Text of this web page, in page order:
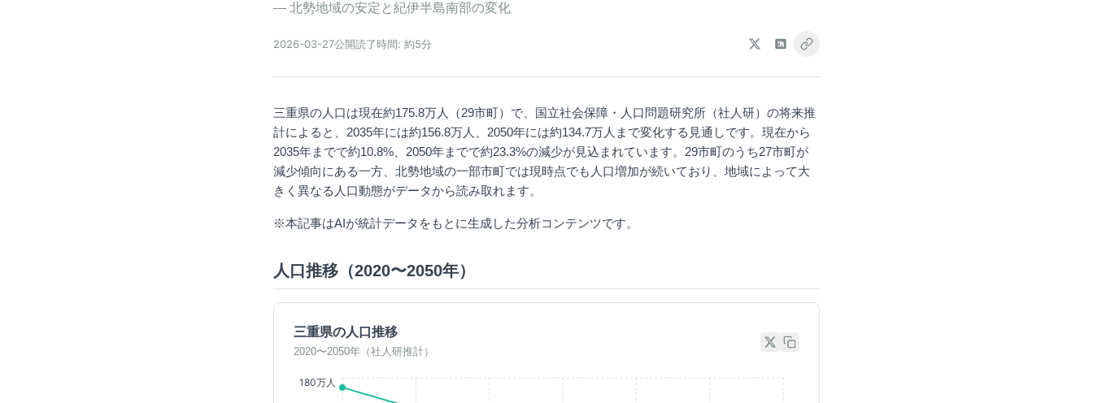
— 北勢地域の安定と紀伊半島南部の変化
2026-03-27公開読了時間: 約5分
三重県の人口は現在約175.8万人（29市町）で、国立社会保障・人口問題研究所（社人研）の将来推
計によると、2035年には約156.8万人、2050年には約134.7万人まで変化する見通しです。現在から
2035年までで約10.8%、2050年までで約23.3%の減少が見込まれています。29市町のうち27市町が
減少傾向にある一方、北勢地域の一部市町では現時点でも人口増加が続いており、地域によって大
きく異なる人口動態がデータから読み取れます。
※本記事はAIが統計データをもとに生成した分析コンテンツです。
人口推移（2020〜2050年）
三重県の人口推移
2020〜2050年（社人研推計）
180万人